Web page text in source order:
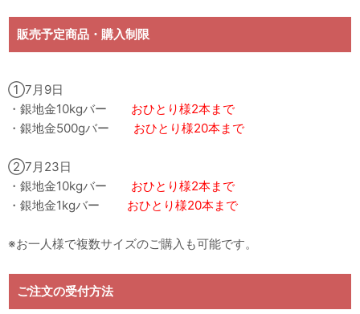
販売予定商品・購入制限
①7月9日
・銀地金10kgバー おひとり様2本まで
・銀地金500gバー おひとり様20本まで
②7月23日
・銀地金10kgバー おひとり様2本まで
・銀地金1kgバー おひとり様20本まで
※お一人様で複数サイズのご購入も可能です。
ご注文の受付方法